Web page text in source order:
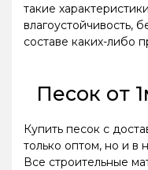
такие
влагоустойчивость,
составе каких-либо
Песок от
Купить песок с
только оптом, но и в
Все строительные